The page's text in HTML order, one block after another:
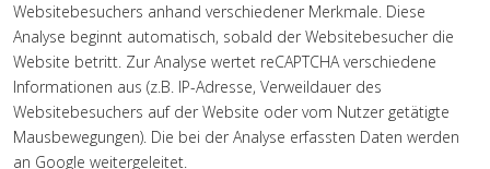
Websitebesuchers anhand verschiedener Merkmale. Diese
Analyse beginnt automatisch, sobald der Websitebesucher die
Website betritt. Zur Analyse wertet reCAPTCHA verschiedene
Informationen aus (z.B. IP-Adresse, Verweildauer des
Websitebesuchers auf der Website oder vom Nutzer getätigte
Mausbewegungen). Die bei der Analyse erfassten Daten werden
an Google weitergeleitet.